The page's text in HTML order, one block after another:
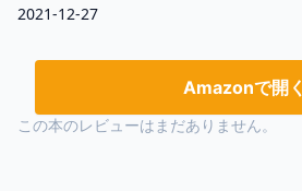
2021-12-27
Amazonで開く
この本のレビューはまだありません。